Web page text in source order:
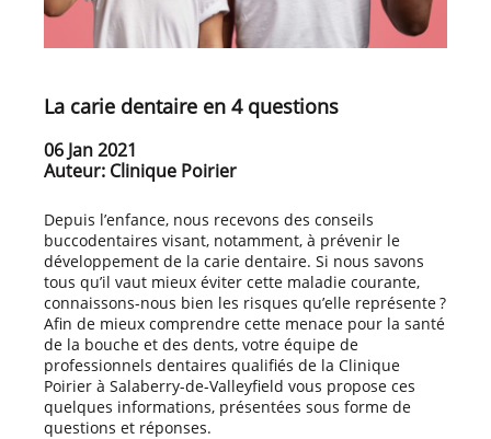
La carie dentaire en 4 questions
06 Jan 2021
Auteur: Clinique Poirier
Depuis l’enfance, nous recevons des conseils
buccodentaires visant, notamment, à prévenir le
développement de la carie dentaire. Si nous savons
tous qu’il vaut mieux éviter cette maladie courante,
connaissons-nous bien les risques qu’elle représente ?
Afin de mieux comprendre cette menace pour la santé
de la bouche et des dents, votre équipe de
professionnels dentaires qualifiés de la Clinique
Poirier à Salaberry-de-Valleyfield vous propose ces
quelques informations, présentées sous forme de
questions et réponses.